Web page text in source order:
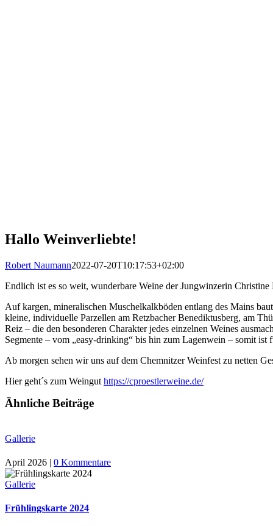
Hallo Weinverliebte!
Robert Naumann2022-07-20T10:17:53+02:00
Endlich ist es so weit, wunderbare Weine der Jungwinzerin
Auf kargen, mineralischen Muschelkalkböden entlang des Mains
kleine, individuelle Parzellen am Retzbacher Benediktusberg, am
Reiz – die den besonderen Charakter jedes einzelnen Weines
Segmente – vom „easy-drinking“ bis hin zum Lagenwein – somit
Ab morgen sehen wir uns auf dem Chemnitzer Weinfest zu netten
Hier geht´s zum Weingut https://cproestlerweine.de/
Ähnliche Beiträge
Gallerie
April 2026 | 0 Kommentare
Gallerie
Frühlingskarte 2024